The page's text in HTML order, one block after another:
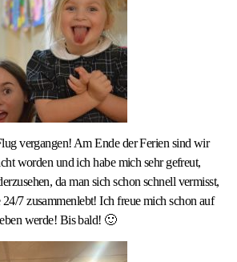
vergangen! Am Ende der Ferien sind wir
worden und ich habe mich sehr gefreut,
da man sich schon schnell vermisst,
7 zusammenlebt! Ich freue mich schon auf
werde! Bis bald! 🙂